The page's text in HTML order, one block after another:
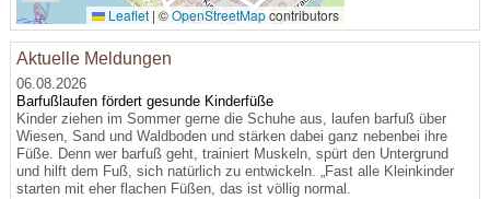
Leaflet| ©OpenStreetMapcontributors
Aktuelle Meldungen
06.08.2026
Barfußlaufen fördert gesunde Kinderfüße
Kinder ziehen im Sommer gerne die Schuhe aus, laufen barfuß über
Wiesen, Sand und Waldboden und stärken dabei ganz nebenbei ihre
Füße. Denn wer barfuß geht, trainiert Muskeln, spürt den Untergrund
und hilft dem Fuß, sich natürlich zu entwickeln. „Fast alle Kleinkinder
starten mit eher flachen Füßen, das ist völlig normal.